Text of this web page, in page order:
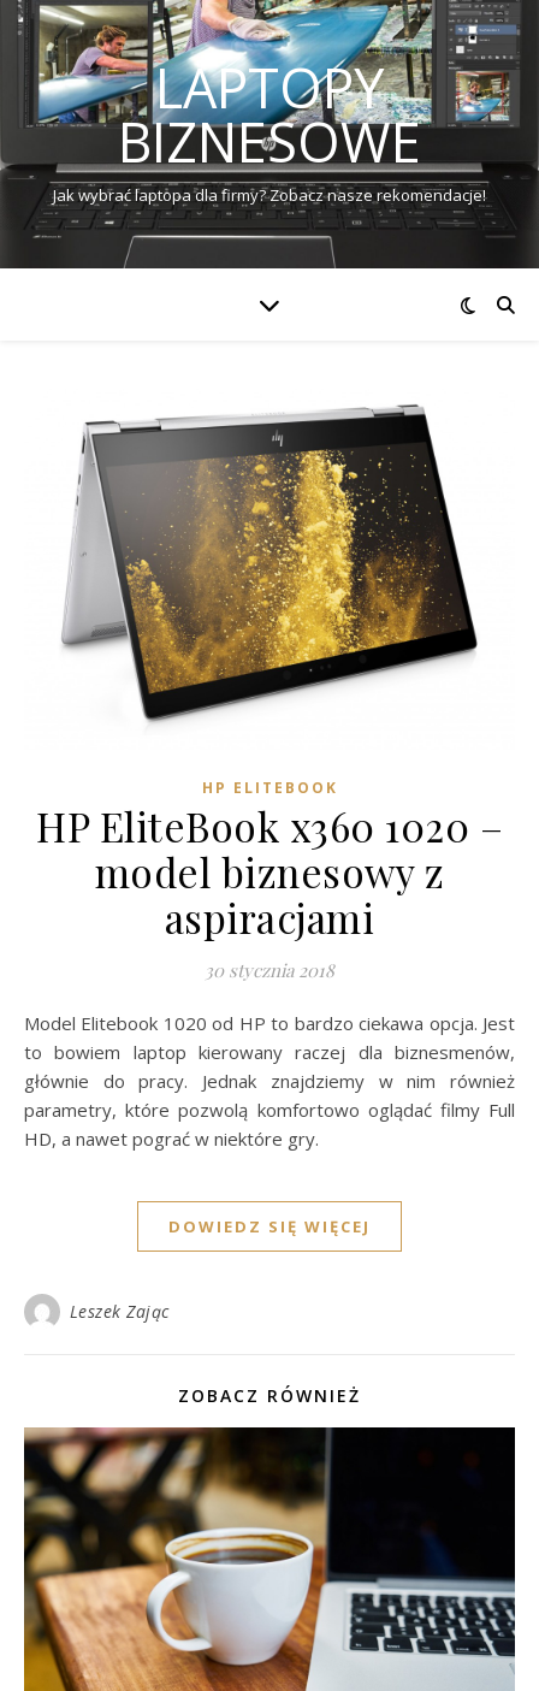
LAPTOPY
BIZNESOWE
Jak wybrać laptopa dla firmy? Zobacz nasze rekomendacje!
HP ELITEBOOK
HP EliteBook x360 1020 –
model biznesowy z
aspiracjami
30 stycznia 2018
Model Elitebook 1020 od HP to bardzo ciekawa opcja. Jest
to bowiem laptop kierowany raczej dla biznesmenów,
głównie do pracy. Jednak znajdziemy w nim również
parametry, które pozwolą komfortowo oglądać filmy Full
HD, a nawet pograć w niektóre gry.
DOWIEDZ SIĘ WIĘCEJ
Leszek Zając
ZOBACZ RÓWNIEŻ